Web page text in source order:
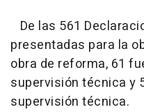
De las 561
presentadas para la
obra de reforma, 61
supervisión técnica y
supervisión técnica.